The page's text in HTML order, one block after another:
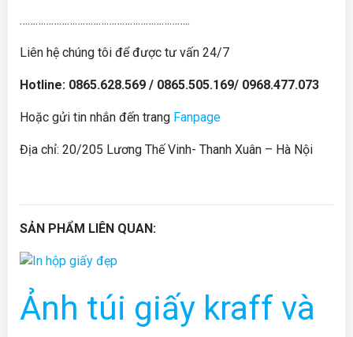
………………………………………………………..
Liên hệ chúng tôi để được tư vấn 24/7
Hotline: 0865.628.569 / 0865.505.169/ 0968.477.073
Hoặc gửi tin nhắn đến trang Fanpage
Địa chỉ: 20/205 Lương Thế Vinh- Thanh Xuân – Hà Nội
SẢN PHẨM LIÊN QUAN:
Ảnh túi giấy kraff và